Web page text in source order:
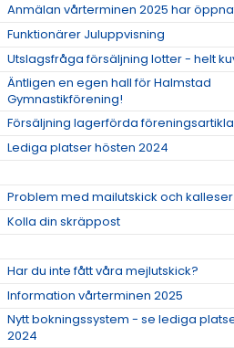
Anmälan vårterminen 2025 har
Funktionärer Juluppvisning
Utslagsfråga försäljning lotter - helt
Äntligen en egen hall för Halmstad
Gymnastikförening!
Försäljning lagerförda
Lediga platser hösten 2024
Problem med mailutskick och kalleser
Kolla din skräppost
Har du inte fått våra mejlutskick?
Information vårterminen 2025
Nytt bokningssystem - se lediga
2024